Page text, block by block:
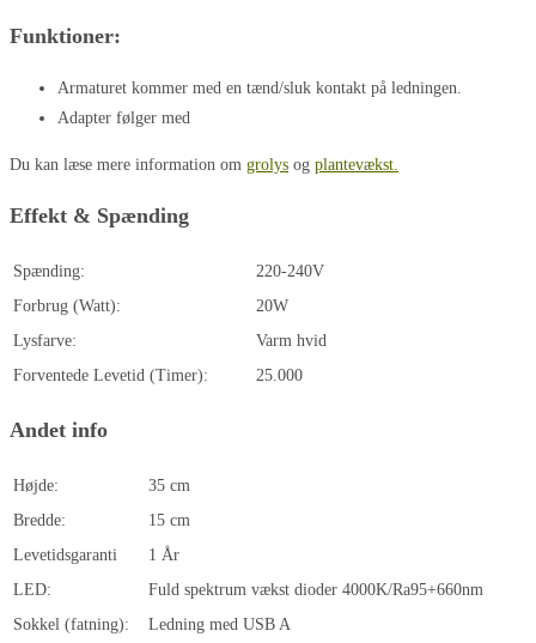
Funktioner:
Armaturet kommer med en tænd/sluk kontakt på ledningen.
Adapter følger med
Du kan læse mere information om grolys og plantevækst.
Effekt & Spænding
Spænding:
220-240V
Forbrug (Watt):
20W
Lysfarve:
Varm hvid
Forventede Levetid (Timer):
25.000
Andet info
Højde:
35 cm
Bredde:
15 cm
Levetidsgaranti
1 År
LED:
Fuld spektrum vækst dioder 4000K/Ra95+660nm
Sokkel (fatning):
Ledning med USB A